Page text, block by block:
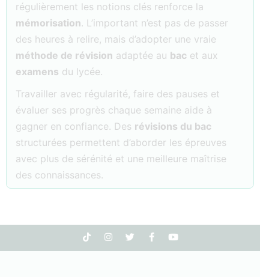
régulièrement les notions clés renforce la
mémorisation. L’important n’est pas de passer
des heures à relire, mais d’adopter une vraie
méthode de révision adaptée au bac et aux
examens du lycée.
Travailler avec régularité, faire des pauses et
évaluer ses progrès chaque semaine aide à
gagner en confiance. Des révisions du bac
structurées permettent d’aborder les épreuves
avec plus de sérénité et une meilleure maîtrise
des connaissances.